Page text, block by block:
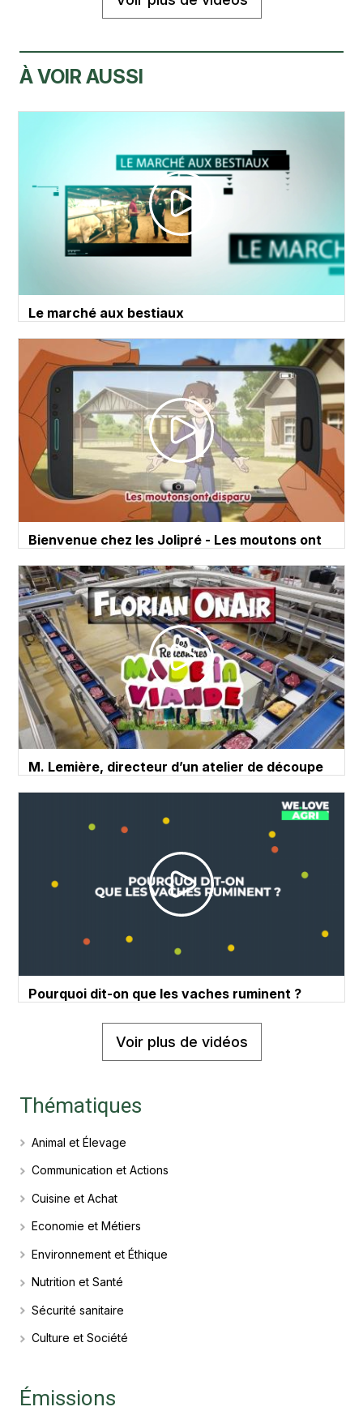
À VOIR AUSSI
Le marché aux bestiaux
Bienvenue chez les Jolipré - Les moutons ont
M. Lemière, directeur d’un atelier de découpe
Pourquoi dit-on que les vaches ruminent ?
Voir plus de vidéos
Thématiques
Animal et Élevage
Communication et Actions
Cuisine et Achat
Economie et Métiers
Environnement et Éthique
Nutrition et Santé
Sécurité sanitaire
Culture et Société
Émissions